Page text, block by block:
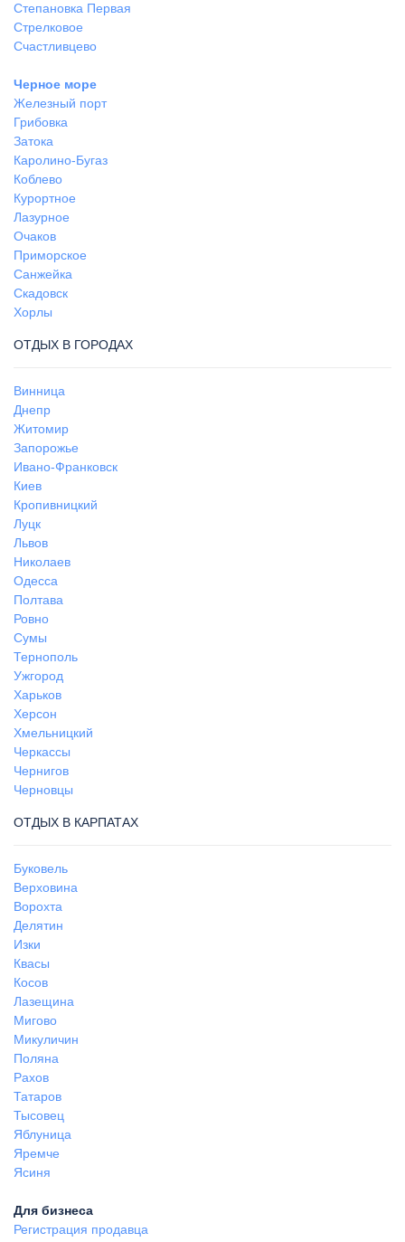
Степановка Первая
Стрелковое
Счастливцево
Черное море
Железный порт
Грибовка
Затока
Каролино-Бугаз
Коблево
Курортное
Лазурное
Очаков
Приморское
Санжейка
Скадовск
Хорлы
ОТДЫХ В ГОРОДАХ
Винница
Днепр
Житомир
Запорожье
Ивано-Франковск
Киев
Кропивницкий
Луцк
Львов
Николаев
Одесса
Полтава
Ровно
Сумы
Тернополь
Ужгород
Харьков
Херсон
Хмельницкий
Черкассы
Чернигов
Черновцы
ОТДЫХ В КАРПАТАХ
Буковель
Верховина
Ворохта
Делятин
Изки
Квасы
Косов
Лазещина
Мигово
Микуличин
Поляна
Рахов
Татаров
Тысовец
Яблуница
Яремче
Ясиня
Для бизнеса
Регистрация продавца